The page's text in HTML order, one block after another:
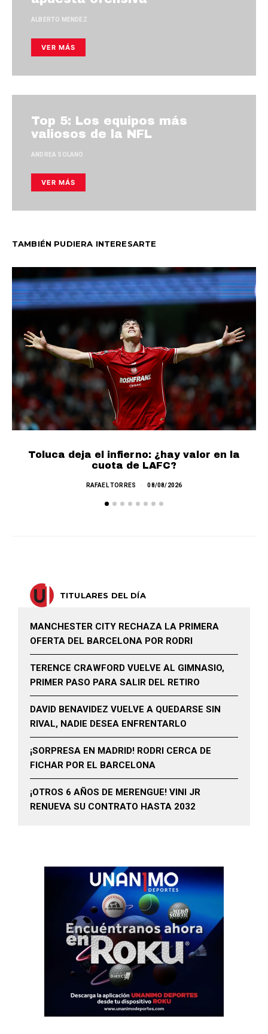
ALBERTO MENDEZ
VER MÁS
Top 5: Los equipos más
valiosos de la NFL
ANDREA SOLANO
VER MÁS
TAMBIÉN PUDIERA INTERESARTE
Toluca deja el infierno: ¿hay valor en la
cuota de LAFC?
RAFAEL TORRES 08/08/2026
TITULARES DEL DÍA
MANCHESTER CITY RECHAZA LA PRIMERA
OFERTA DEL BARCELONA POR RODRI
TERENCE CRAWFORD VUELVE AL GIMNASIO,
PRIMER PASO PARA SALIR DEL RETIRO
DAVID BENAVIDEZ VUELVE A QUEDARSE SIN
RIVAL, NADIE DESEA ENFRENTARLO
¡SORPRESA EN MADRID! RODRI CERCA DE
FICHAR POR EL BARCELONA
¡OTROS 6 AÑOS DE MERENGUE! VINI JR
RENUEVA SU CONTRATO HASTA 2032